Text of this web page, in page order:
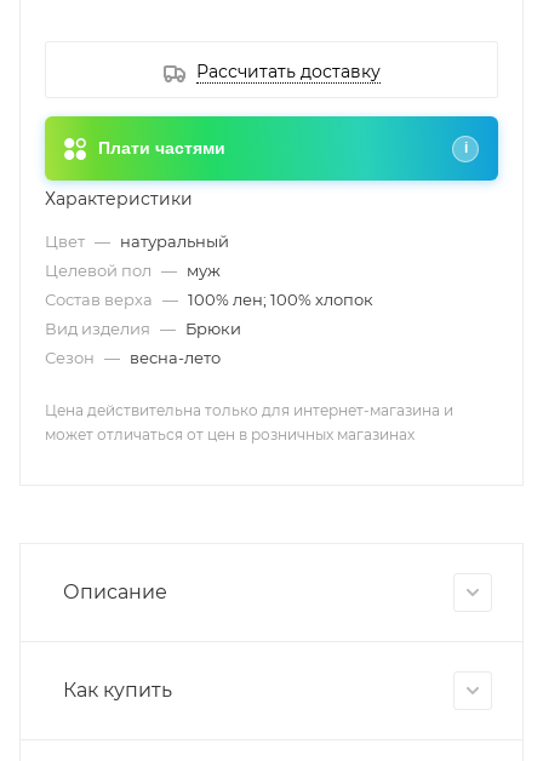
Рассчитать доставку
Плати частями i
Характеристики
Цвет — натуральный
Целевой пол — муж
Состав верха — 100% лен; 100% хлопок
Вид изделия — Брюки
Сезон — весна-лето
Цена действительна только для интернет-магазина и
может отличаться от цен в розничных магазинах
Описание
Как купить